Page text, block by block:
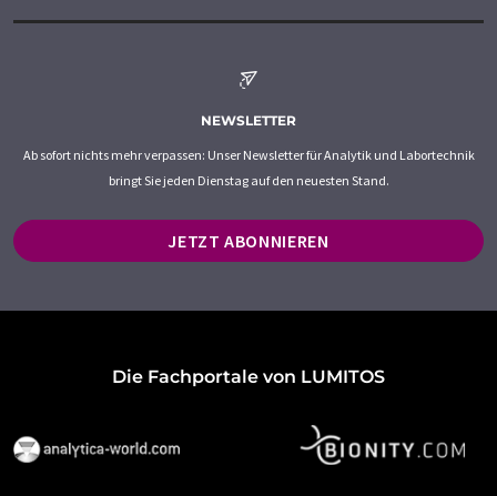
NEWSLETTER
Ab sofort nichts mehr verpassen: Unser Newsletter für Analytik und Labortechnik
bringt Sie jeden Dienstag auf den neuesten Stand.
JETZT ABONNIEREN
Die Fachportale von LUMITOS